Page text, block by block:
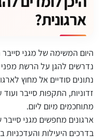
ארגונית?
היום המשימה של מגני
נדרשים להגן על הרשת
נתונים סודיים אל מחוץ
זדוניות, התקפות סייבר ועוד
מתוחכמים מיום ליום.
ארגונים מחפשים מגני
בדרכים היעילות והעדכניות